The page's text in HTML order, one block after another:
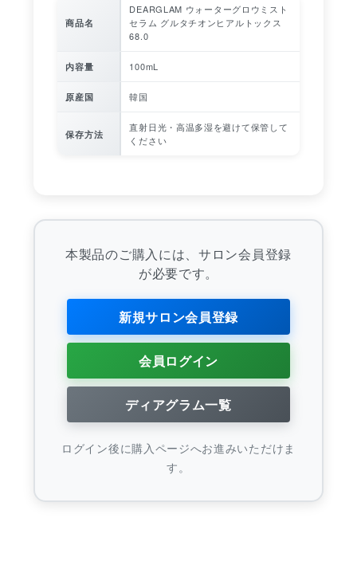
商品名
DEARGLAM ウォーターグロウミスト
セラム グルタチオンヒアルトックス
68.0
内容量 100mL
原産国 韓国
保存方法
直射日光・高温多湿を避けて保管して
ください
本製品のご購入には、サロン会員登録
が必要です。
新規サロン会員登録
会員ログイン
ディアグラム一覧
ログイン後に購入ページへお進みいただけま
す。